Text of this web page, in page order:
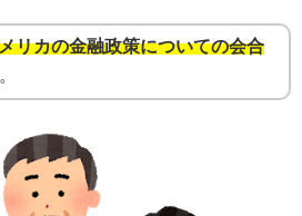
リカの金融政策についての会合